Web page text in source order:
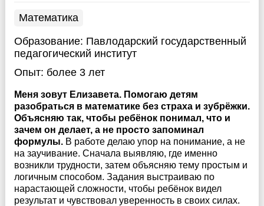
Математика
Образование: Павлодарский государственный
педагогический институт
Опыт: более 3 лет
Меня зовут Елизавета. Помогаю детям
разобраться в математике без страха и зубрёжки.
Объясняю так, чтобы ребёнок понимал, что и
зачем он делает, а не просто запоминал
формулы. В работе делаю упор на понимание, а не
на заучивание. Сначала выявляю, где именно
возникли трудности, затем объясняю тему простым и
логичным способом. Задания выстраиваю по
нарастающей сложности, чтобы ребёнок видел
результат и чувствовал уверенность в своих силах.